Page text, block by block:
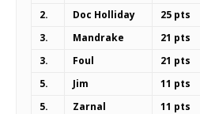
2.
Doc Holliday 25 pts
3.
Mandrake 21 pts
3.
Foul 21 pts
5.
Jim 11 pts
5.
Zarnal 11 pts